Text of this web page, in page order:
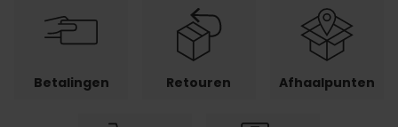
Betalingen Retouren Afhaalpunten